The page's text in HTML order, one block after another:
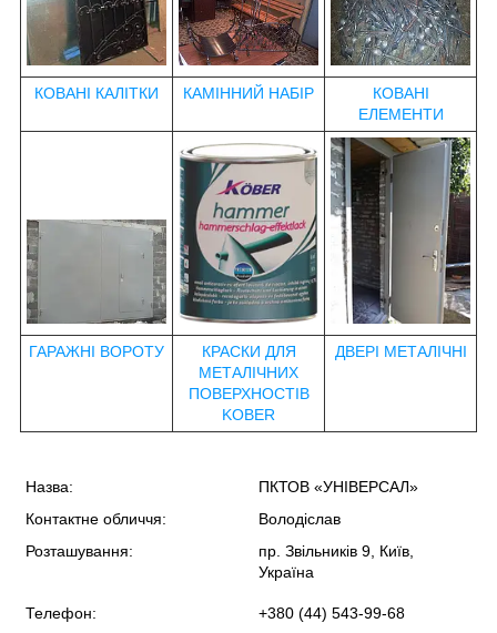
КОВАНІ КАЛІТКИ КАМІННИЙ НАБІР
КОВАНІ
ЕЛЕМЕНТИ
ГАРАЖНІ ВОРОТУ
КРАСКИ ДЛЯ
МЕТАЛІЧНИХ
ПОВЕРХНОСТІВ
KOBER
ДВЕРІ МЕТАЛІЧНІ
Назва:
ПКТОВ «УНІВЕРСАЛ»
Контактне обличчя:
Володіслав
Розташування:
пр. Звільників 9, Київ,
Україна
Телефон:
+380 (44) 543-99-68